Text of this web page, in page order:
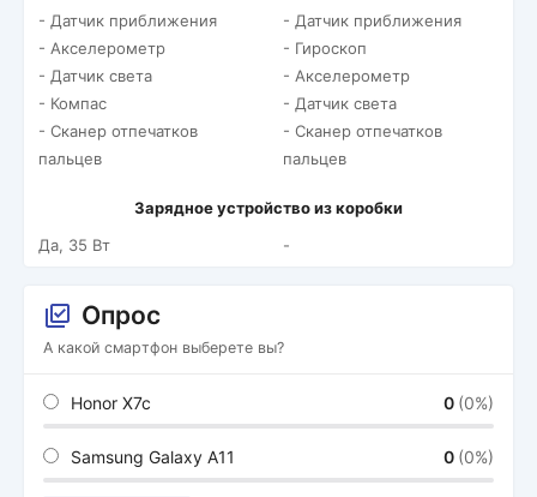
- Датчик приближения
- Акселерометр
- Датчик света
- Компас
- Сканер отпечатков
пальцев
- Датчик приближения
- Гироскоп
- Акселерометр
- Датчик света
- Сканер отпечатков
пальцев
Зарядное устройство из коробки
Да, 35 Вт
-
Опрос
А какой смартфон выберете вы?
Honor X7c 0 (0%)
Samsung Galaxy A11 0 (0%)